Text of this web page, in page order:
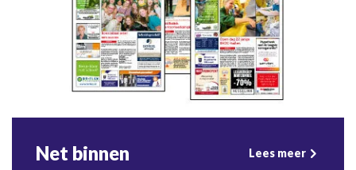
Net binnen Lees meer